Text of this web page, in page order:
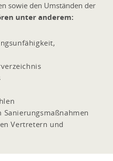
sowie den Umständen der
unter anderem:
Vertretern und